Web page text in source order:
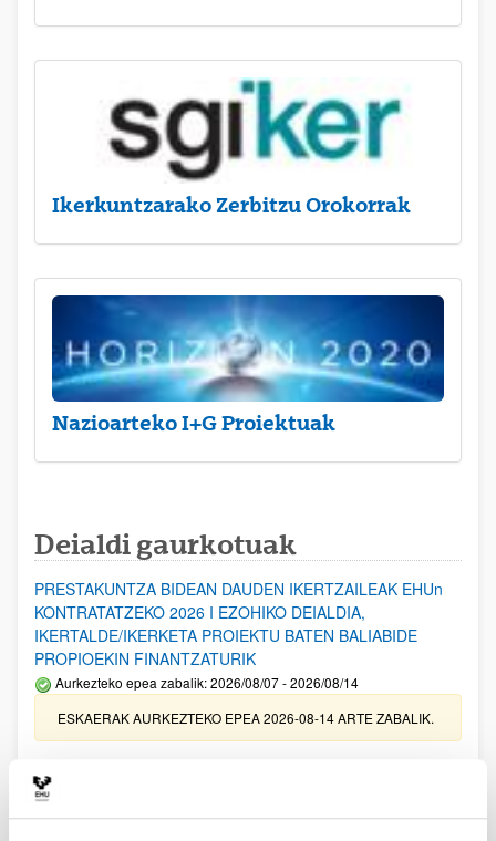
Ikerkuntzarako Zerbitzu Orokorrak
Nazioarteko I+G Proiektuak
Deialdi gaurkotuak
PRESTAKUNTZA BIDEAN DAUDEN IKERTZAILEAK EHUn
KONTRATATZEKO 2026 I EZOHIKO DEIALDIA,
IKERTALDE/IKERKETA PROIEKTU BATEN BALIABIDE
PROPIOEKIN FINANTZATURIK
Aurkezteko epea zabalik: 2026/08/07 - 2026/08/14
ESKAERAK AURKEZTEKO EPEA 2026-08-14 ARTE ZABALIK.
erosi eta berritzeko laguntzak 2026
Izapide irekia